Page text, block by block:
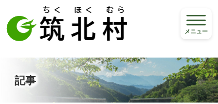
メニュー
記事